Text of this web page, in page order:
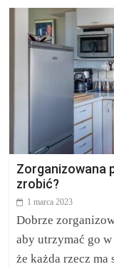
Zorganizowana
zrobić?
1 marca 2023
Dobrze
aby utrzymać go
że każda rzecz